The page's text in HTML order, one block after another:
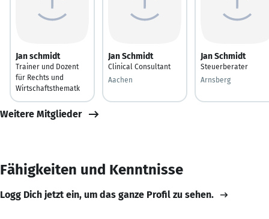
Jan schmidt
Trainer und Dozent
für Rechts und
Wirtschaftsthematk
Jan Schmidt
Clinical Consultant
Aachen
Jan Schmidt
Steuerberater
Arnsberg
Weitere Mitglieder
Fähigkeiten und Kenntnisse
Logg Dich jetzt ein, um das ganze Profil zu sehen.